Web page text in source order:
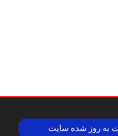
به روز شده سایت